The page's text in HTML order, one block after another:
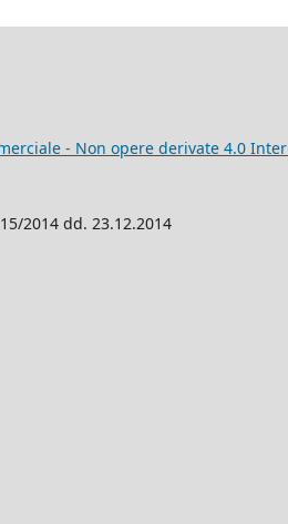
- Non opere derivate 4.0
2014 dd. 23.12.2014